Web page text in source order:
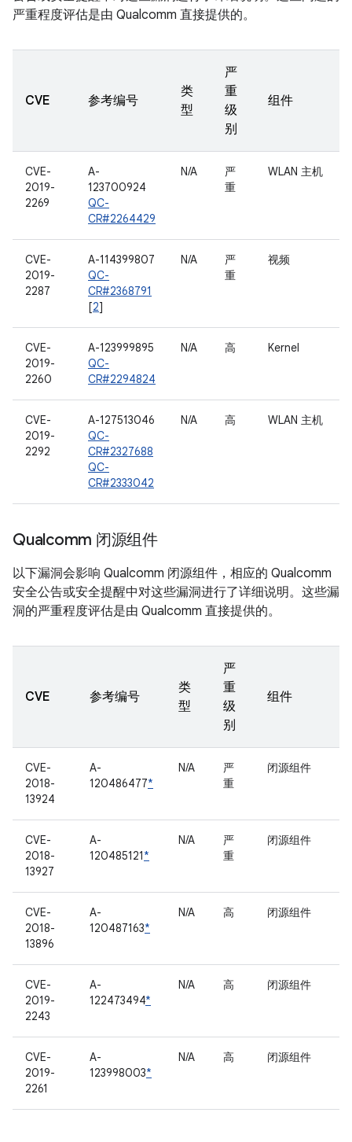
严重程度评估是由 Qualcomm 直接提供的。
CVE 参考编号
类
型
严
重
级
别
组件
CVE-
2019-
2269
A-
123700924
QC-
CR#2264429
N/A
严
重
WLAN 主机
CVE-
2019-
2287
A-114399807
QC-
CR#2368791
[2]
N/A
严
重
视频
CVE-
2019-
2260
A-123999895
QC-
CR#2294824
N/A 高 Kernel
CVE-
2019-
2292
A-127513046
QC-
CR#2327688
QC-
CR#2333042
N/A 高 WLAN 主机
Qualcomm 闭源组件
以下漏洞会影响 Qualcomm 闭源组件，相应的 Qualcomm
安全公告或安全提醒中对这些漏洞进行了详细说明。这些漏
洞的严重程度评估是由 Qualcomm 直接提供的。
CVE 参考编号
类
型
严
重
级
别
组件
CVE-
2018-
13924
A-
120486477*
N/A
严
重
闭源组件
CVE-
2018-
13927
A-
120485121*
N/A
严
重
闭源组件
CVE-
2018-
13896
A-
120487163*
N/A 高 闭源组件
CVE-
2019-
2243
A-
122473494*
N/A 高 闭源组件
CVE-
2019-
2261
A-
123998003*
N/A 高 闭源组件